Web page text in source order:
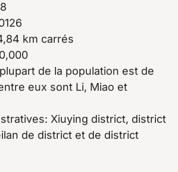
km carrés
de la population est de
eux sont Li, Miao et
Xiuying district, district
de district et de district